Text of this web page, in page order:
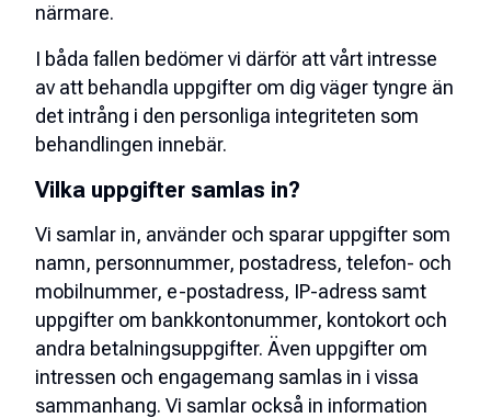
närmare.
I båda fallen bedömer vi därför att vårt intresse
av att behandla uppgifter om dig väger tyngre än
det intrång i den personliga integriteten som
behandlingen innebär.
Vilka uppgifter samlas in?
Vi samlar in, använder och sparar uppgifter som
namn, personnummer, postadress, telefon- och
mobilnummer, e-postadress, IP-adress samt
uppgifter om bankkontonummer, kontokort och
andra betalningsuppgifter. Även uppgifter om
intressen och engagemang samlas in i vissa
sammanhang. Vi samlar också in information